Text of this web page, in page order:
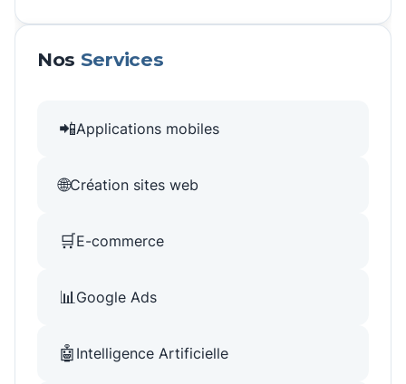
Nos Services
📲Applications mobiles
🌐Création sites web
🛒E-commerce
📊Google Ads
🤖 Intelligence Artificielle